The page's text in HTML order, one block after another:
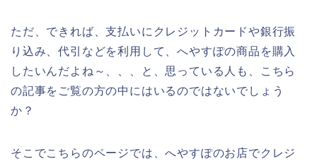
ただ、できれば、支払いにクレジットカードや銀行振
り込み、代引などを利用して、へやすぽの商品を購入
したいんだよね～、、、と、思っている人も、こちら
の記事をご覧の方の中にはいるのではないでしょう
か？
そこでこちらのページでは、へやすぽのお店でクレジ